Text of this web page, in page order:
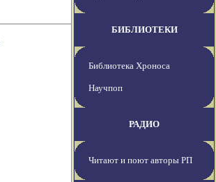
БИБЛИОТЕКИ
Библиотека Хроноса
Научпоп
РАДИО
Читают и поют авторы РП